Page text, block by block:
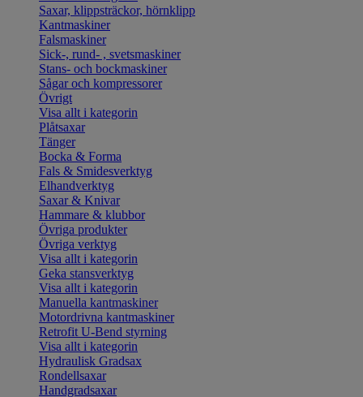
Saxar, klippsträckor, hörnklipp
Kantmaskiner
Falsmaskiner
Sick-, rund- , svetsmaskiner
Stans- och bockmaskiner
Sågar och kompressorer
Övrigt
Visa allt i kategorin
Plåtsaxar
Tänger
Bocka & Forma
Fals & Smidesverktyg
Elhandverktyg
Saxar & Knivar
Hammare & klubbor
Övriga produkter
Övriga verktyg
Visa allt i kategorin
Geka stansverktyg
Visa allt i kategorin
Manuella kantmaskiner
Motordrivna kantmaskiner
Retrofit U-Bend styrning
Visa allt i kategorin
Hydraulisk Gradsax
Rondellsaxar
Handgradsaxar